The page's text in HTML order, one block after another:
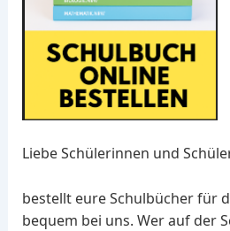
Liebe Schülerinnen und
bestellt eure Schulbücher für
bequem bei uns. Wer auf der